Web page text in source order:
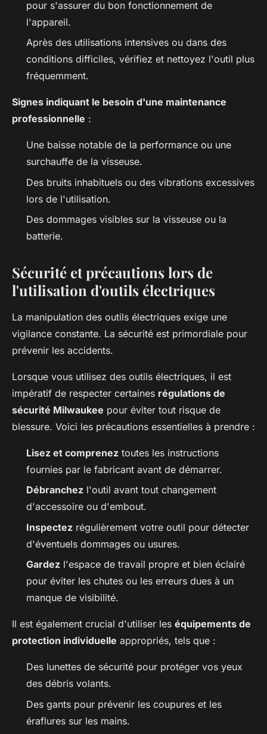
pour s'assurer du bon fonctionnement de
l'appareil.
Après des utilisations intensives ou dans des
conditions difficiles, vérifiez et nettoyez l'outil plus
fréquemment.
Signes indiquant le besoin d'une maintenance
professionnelle :
Une baisse notable de la performance ou une
surchauffe de la visseuse.
Des bruits inhabituels ou des vibrations excessives
lors de l'utilisation.
Des dommages visibles sur la visseuse ou la
batterie.
Sécurité et précautions lors de
l'utilisation d'outils électriques
La manipulation des outils électriques exige une
vigilance constante. La sécurité est primordiale pour
prévenir les accidents.
Lorsque vous utilisez des outils électriques, il est
impératif de respecter certaines régulations de
sécurité Milwaukee pour éviter tout risque de
blessure. Voici les précautions essentielles à prendre :
Lisez et comprenez toutes les instructions
fournies par le fabricant avant de démarrer.
Débranchez l'outil avant tout changement
d'accessoire ou d'embout.
Inspectez régulièrement votre outil pour détecter
d'éventuels dommages ou usures.
Gardez l'espace de travail propre et bien éclairé
pour éviter les chutes ou les erreurs dues à un
manque de visibilité.
Il est également crucial d'utiliser les équipements de
protection individuelle appropriés, tels que :
Des lunettes de sécurité pour protéger vos yeux
des débris volants.
Des gants pour prévenir les coupures et les
éraflures sur les mains.